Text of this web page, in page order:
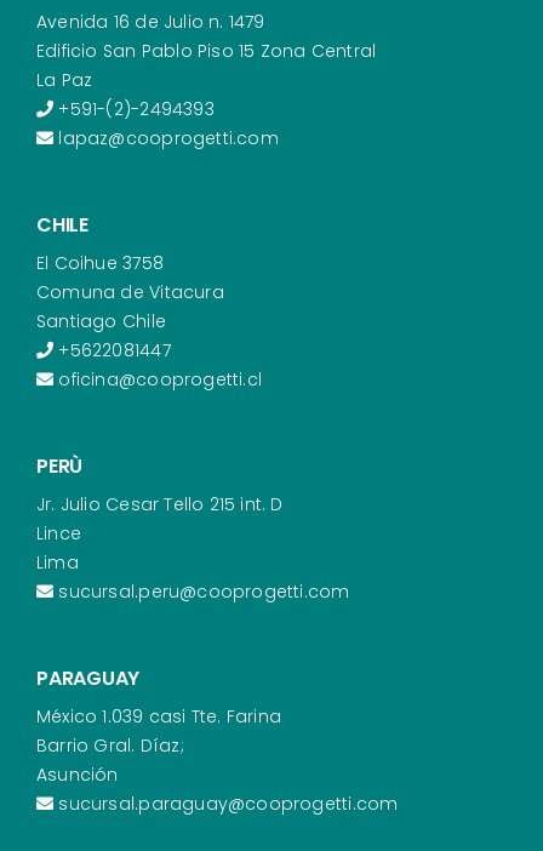
Avenida 16 de Julio n. 1479
Edificio San Pablo Piso 15 Zona Central
La Paz
+591-(2)-2494393
lapaz@cooprogetti.com
CHILE
El Coihue 3758
Comuna de Vitacura
Santiago Chile
+5622081447
oficina@cooprogetti.cl
PERÙ
Jr. Julio Cesar Tello 215 int. D
Lince
Lima
sucursal.peru@cooprogetti.com
PARAGUAY
México 1.039 casi Tte. Farina
Barrio Gral. Díaz;
Asunción
sucursal.paraguay@cooprogetti.com